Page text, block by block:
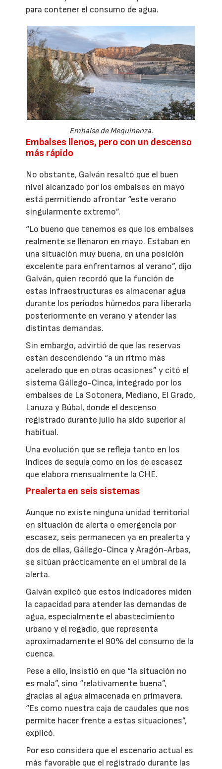
para contener el consumo de agua.
Embalse de Mequinenza.
Embalses llenos, pero con un descenso
más rápido
No obstante, Galván resaltó que el buen
nivel alcanzado por los embalses en mayo
está permitiendo afrontar “este verano
singularmente extremo”.
“Lo bueno que tenemos es que los embalses
realmente se llenaron en mayo. Estaban en
una situación muy buena, en una posición
excelente para enfrentarnos al verano”, dijo
Galván, quien recordó que la función de
estas infraestructuras es almacenar agua
durante los periodos húmedos para liberarla
posteriormente en verano y atender las
distintas demandas.
Sin embargo, advirtió de que las reservas
están descendiendo “a un ritmo más
acelerado que en otras ocasiones” y citó el
sistema Gállego-Cinca, integrado por los
embalses de La Sotonera, Mediano, El Grado,
Lanuza y Búbal, donde el descenso
registrado durante julio ha sido superior al
habitual.
Una evolución que se refleja tanto en los
índices de sequía como en los de escasez
que elabora mensualmente la CHE.
Prealerta en seis sistemas
Aunque no existe ninguna unidad territorial
en situación de alerta o emergencia por
escasez, seis permanecen ya en prealerta y
dos de ellas, Gállego-Cinca y Aragón-Arbas,
se sitúan prácticamente en el umbral de la
alerta.
Galván explicó que estos indicadores miden
la capacidad para atender las demandas de
agua, especialmente el abastecimiento
urbano y el regadío, que representa
aproximadamente el 90% del consumo de la
cuenca.
Pese a ello, insistió en que “la situación no
es mala”, sino “relativamente buena”,
gracias al agua almacenada en primavera.
“Es como nuestra caja de caudales que nos
permite hacer frente a estas situaciones”,
explicó.
Por eso considera que el escenario actual es
más favorable que el registrado durante las